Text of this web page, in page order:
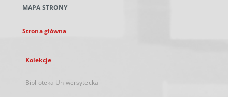
karcie
MAPA STRONY
Strona główna
Kolekcje
Biblioteka Uniwersytecka